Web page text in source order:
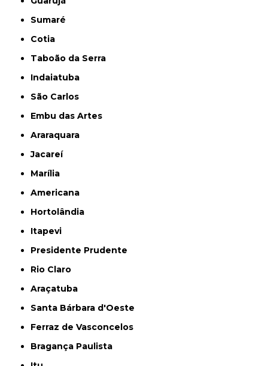
Sumaré
Cotia
Taboão da Serra
Indaiatuba
São Carlos
Embu das Artes
Araraquara
Jacareí
Marília
Americana
Hortolândia
Itapevi
Presidente Prudente
Rio Claro
Araçatuba
Santa Bárbara d'Oeste
Ferraz de Vasconcelos
Bragança Paulista